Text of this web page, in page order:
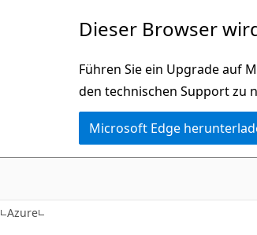
Dieser Browser
Führen Sie ein Upgrade auf
den technischen Support zu
Microsoft Edge
Azure